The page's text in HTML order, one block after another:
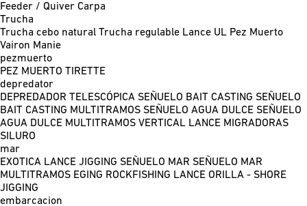
Feeder / Quiver Carpa
Trucha
Trucha cebo natural Trucha regulable Lance UL Pez Muerto
Vairon Manie
pezmuerto
PEZ MUERTO TIRETTE
depredator
DEPREDADOR TELESCÓPICA SEÑUELO BAIT CASTING SEÑUELO
BAIT CASTING MULTITRAMOS SEÑUELO AGUA DULCE SEÑUELO
AGUA DULCE MULTITRAMOS VERTICAL LANCE MIGRADORAS
SILURO
mar
EXOTICA LANCE JIGGING SEÑUELO MAR SEÑUELO MAR
MULTITRAMOS EGING ROCKFISHING LANCE ORILLA - SHORE
JIGGING
embarcacion